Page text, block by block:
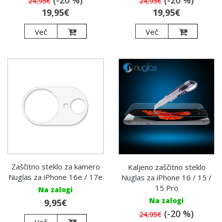
19,95€
Več
19,95€
Več
Zaščitno steklo za kamero
Nuglas za iPhone 16e / 17e
Na zalogi
9,95€
Kaljeno zaščitno steklo
Nuglas za iPhone 16 / 15 /
15 Pro
Na zalogi
24,95€ (-20 %)